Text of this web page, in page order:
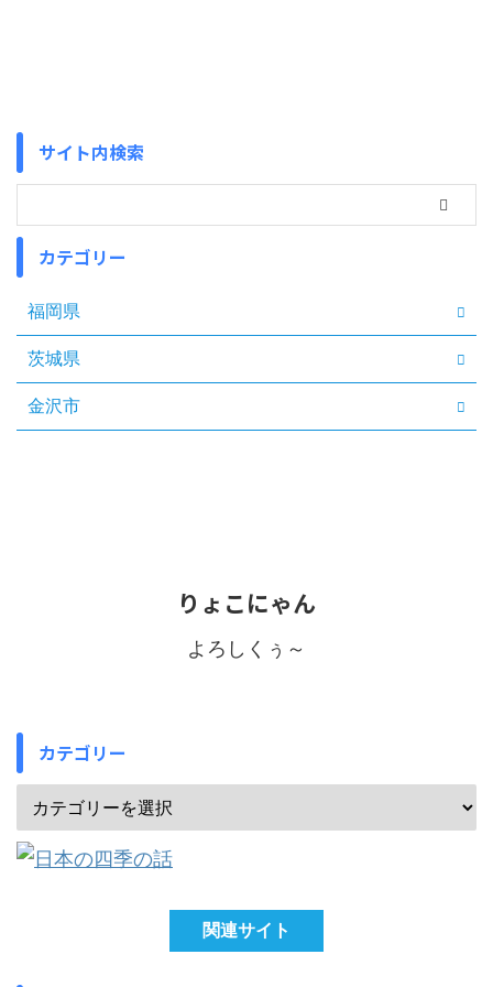
サイト内検索
カテゴリー
福岡県
茨城県
金沢市
りょこにゃん
よろしくぅ～
カテゴリー
関連サイト